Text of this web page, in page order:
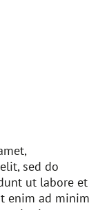
sed do
ut labore et
enim ad minim